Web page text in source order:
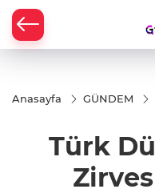
Anasayfa GÜNDEM
Türk